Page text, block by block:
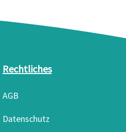
Rechtliches
AGB
Datenschutz